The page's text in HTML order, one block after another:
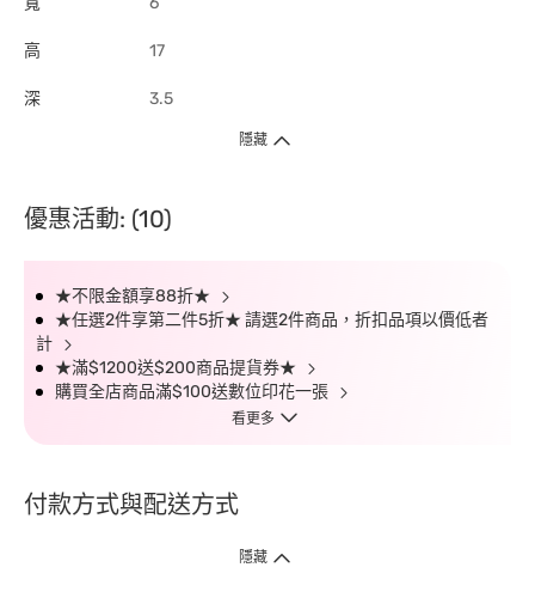
高 17
深 3.5
隱藏
優惠活動: (10)
★不限金額享88折★
★任選2件享第二件5折★ 請選2件商品，折扣品項以價低者
計
★滿$1200送$200商品提貨券★
購買全店商品滿$100送數位印花一張
看更多
付款方式與配送方式
隱藏